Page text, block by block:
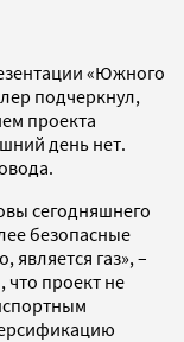
«Южного
подчеркнул,
проекта
день нет.
сегодняшнего
безопасные
является газ», –
проект не